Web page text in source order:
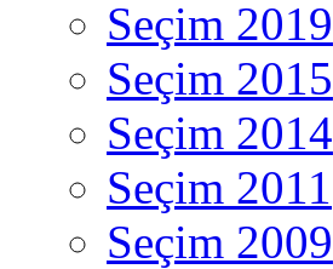
Seçim 2019
Seçim 2015
Seçim 2014
Seçim 2011
Seçim 2009